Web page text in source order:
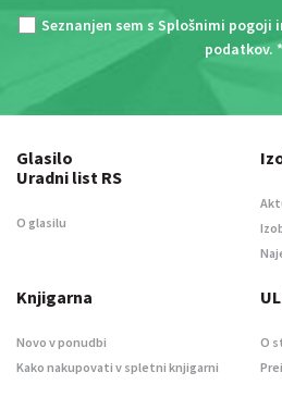
Seznanjen sem s Splošnimi pogoji
podatkov. *
Glasilo
Uradni list RS
O glasilu
Knjigarna
Novo v ponudbi
Kako nakupovati v spletni knjigarni
O